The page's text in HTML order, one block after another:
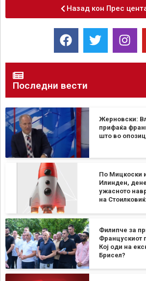
Назад кон Прес
Последни вести
Жерновски:
прифаќа
што во
По Мицкоски и
Илинден,
ужасното
на Стоилковиќ
Филипче за
Францускиот
Кој оди на
Брисел?